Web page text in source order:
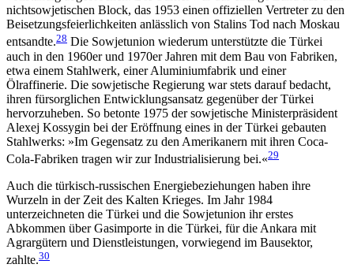
nichtsowjetischen Block, das 1953 einen offi­ziellen Vertreter zu den
Beisetzungsfeierlichkeiten anlässlich von Stalins Tod nach Moskau
entsandte.28 Die Sowjetunion wiederum unterstützte die Türkei
auch in den 1960er und 1970er Jahren mit dem Bau von Fabriken,
etwa einem Stahlwerk, einer Alumi­niumfabrik und einer
Ölraffinerie. Die sowjetische Regierung war stets darauf bedacht,
ihren fürsorg­lichen Entwicklungsansatz gegenüber der Türkei
hervorzuheben. So betonte 1975 der sowjetische Ministerpräsident
Alexej Kossygin bei der Eröffnung eines in der Türkei gebauten
Stahlwerks: »Im Gegen­satz zu den Amerikanern mit ihren Coca-
Cola-Fabri­ken tragen wir zur Industrialisierung bei.«29
Auch die türkisch-russischen Energiebeziehungen haben ihre
Wurzeln in der Zeit des Kalten Krieges. Im Jahr 1984
unterzeichneten die Türkei und die Sowjet­union ihr erstes
Abkommen über Gasimporte in die Türkei, für die Ankara mit
Agrargütern und Dienstleistungen, vorwiegend im Bausektor,
zahlte.30